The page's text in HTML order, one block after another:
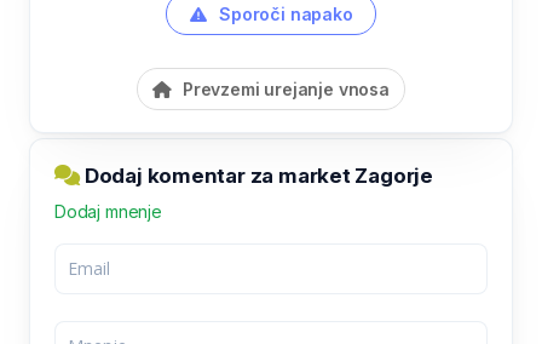
Sporoči napako
Prevzemi urejanje vnosa
Dodaj komentar za market Zagorje
Dodaj mnenje